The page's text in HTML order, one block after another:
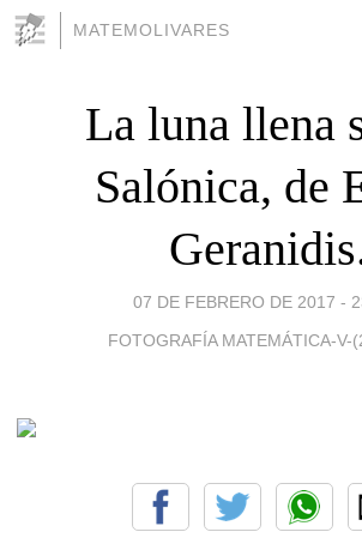
MATEMOLIVARES
La luna llena
Salónica, de
07 DE FEBRERO DE 2017 -
FOTOGRAFÍA MATEMÁTICA-V-